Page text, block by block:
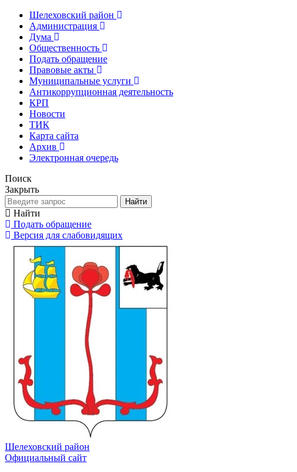
Шелеховский район
Администрация
Дума
Общественность
Подать обращение
Правовые акты
Муниципальные услуги
Антикоррупционная деятельность
КРП
Новости
ТИК
Карта сайта
Архив
Электронная очередь
Поиск
Закрыть
Найти
Найти
Подать обращение
Версия для слабовидящих
Шелеховский район
Официальный сайт